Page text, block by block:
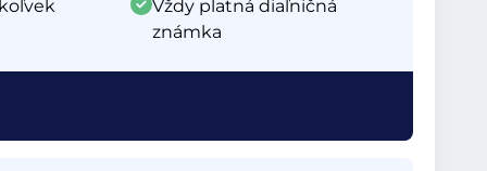
Vždy platná diaľničná
známka